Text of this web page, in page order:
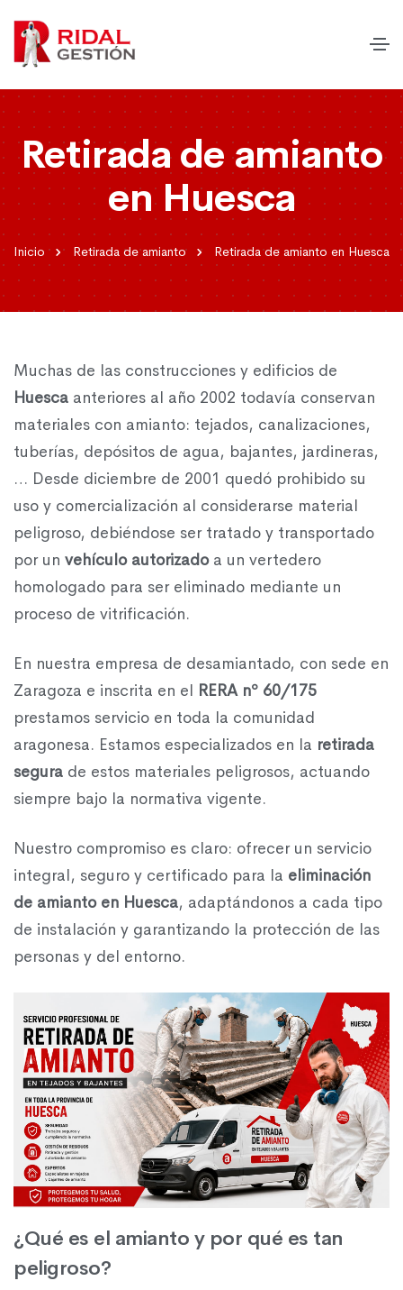
Retirada de amianto
en Huesca
Inicio Retirada de amianto Retirada de amianto en Huesca
Muchas de las construcciones y edificios de
Huesca anteriores al año 2002 todavía conservan
materiales con amianto: tejados, canalizaciones,
tuberías, depósitos de agua, bajantes, jardineras,
… Desde diciembre de 2001 quedó prohibido su
uso y comercialización al considerarse material
peligroso, debiéndose ser tratado y transportado
por un vehículo autorizadoa un vertedero
homologado para ser eliminado mediante un
proceso de vitrificación.
En nuestra empresa de desamiantado, con sede en
Zaragoza e inscrita en el RERA nº 60/175
prestamos servicio en toda la comunidad
aragonesa. Estamos especializados en la retirada
segura de estos materiales peligrosos, actuando
siempre bajo la normativa vigente.
Nuestro compromiso es claro: ofrecer un servicio
integral, seguro y certificado para la eliminación
de amianto en Huesca, adaptándonos a cada tipo
de instalación y garantizando la protección de las
personas y del entorno.
¿Qué es el amianto y por qué es tan
peligroso?